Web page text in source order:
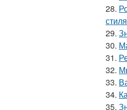
28.
29.
30.
31.
32.
33.
34.
35.